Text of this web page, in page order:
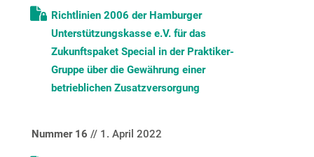
Richtlinien 2006 der Hamburger
Unterstützungskasse e.V. für das
Zukunftspaket Special in der Praktiker-
Gruppe über die Gewährung einer
betrieblichen Zusatzversorgung
Nummer 16 // 1. April 2022